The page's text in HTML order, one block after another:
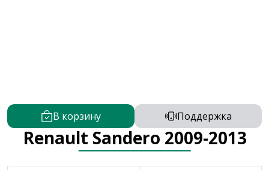
В корзину Поддержка
Renault Sandero 2009-2013